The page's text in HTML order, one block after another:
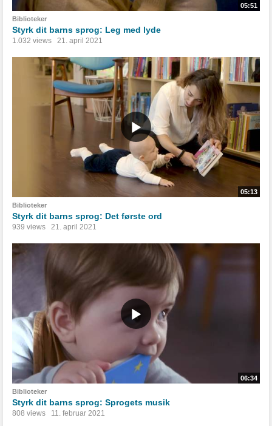
05:51
Biblioteker
Styrk dit barns sprog: Leg med lyde
1.032 views 21. april 2021
05:13
Biblioteker
Styrk dit barns sprog: Det første ord
939 views 21. april 2021
06:34
Biblioteker
Styrk dit barns sprog: Sprogets musik
808 views 11. februar 2021